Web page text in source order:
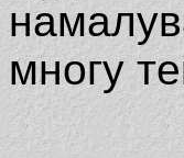
многу